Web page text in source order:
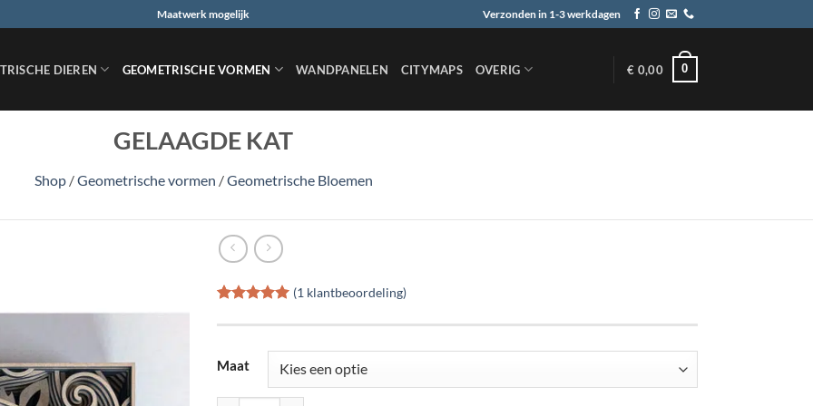
Maatwerk mogelijk Verzonden in 1-3 werkdagen
DIEREN GEOMETRISCHE VORMEN WANDPANELEN CITYMAPS OVERIG € 0,00 0
GELAAGDE KAT
Shop /Geometrische vormen /Geometrische Bloemen
5op 5
op
klant
waardering
(1 klantbeoordeling)
Maat